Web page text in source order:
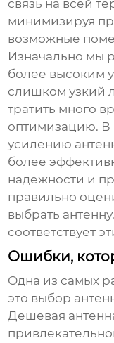
связь на всей
минимизируя
возможные
Изначально мы
более высоким
слишком узкий
тратить много
оптимизацию. В
усилению
более
надежности и
правильно
выбрать
соответствует
Ошибки,
Одна из самых
это выбор
Дешевая